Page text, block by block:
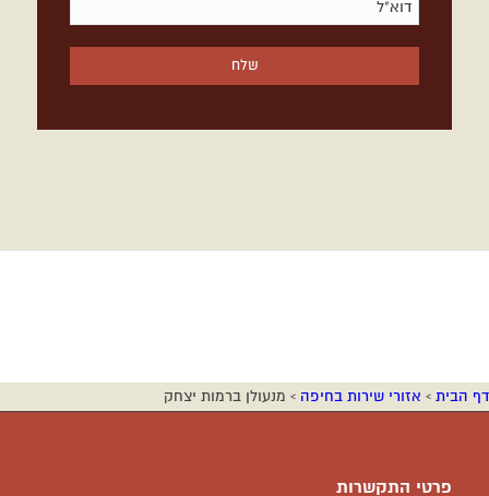
דף הבית › אזורי שירות בחיפה › מנעולן ברמות יצחק
פרטי התקשרות